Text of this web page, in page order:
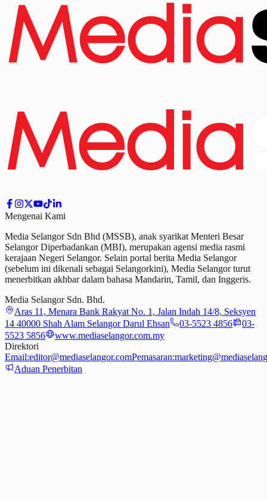
Mengenai Kami
Media Selangor Sdn Bhd (MSSB), anak syarikat Menteri Besar
Selangor Diperbadankan (MBI), merupakan agensi media rasmi
kerajaan Negeri Selangor. Selain portal berita Media Selangor
(sebelum ini dikenali sebagai Selangorkini), Media Selangor turut
menerbitkan akhbar dalam bahasa Mandarin, Tamil, dan Inggeris.
Media Selangor Sdn. Bhd.
Aras 11, Menara Bank Rakyat No. 1, Jalan Indah 14/8, Seksyen
14 40000 Shah Alam Selangor Darul Ehsan
03-5523 4856
03-
5523 5856
www.mediaselangor.com.my
Direktori
Email:editor@mediaselangor.comPemasaran:
Aduan Penerbitan